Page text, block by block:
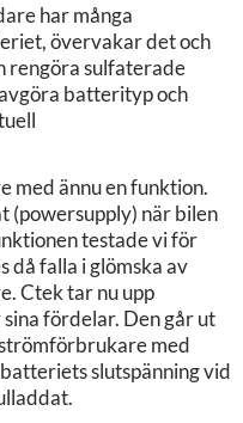
har många
övervakar det och
rengöra sulfaterade
batterityp och
med ännu en funktion.
(powersupply) när bilen
testade vi för
då falla i glömska av
Ctek tar nu upp
fördelar. Den går ut
med
slutspänning vid